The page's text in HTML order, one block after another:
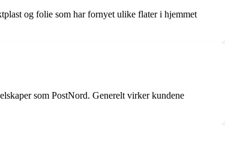
og folie som har fornyet ulike flater i hjemmet
som PostNord. Generelt virker kundene